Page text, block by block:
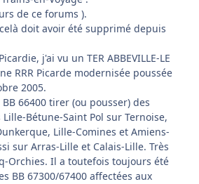
de ce forums ).
doit avoir été supprimé depuis
j'ai vu un TER ABBEVILLE-LE
RRR Picarde modernisée poussée
2005.
BB 66400 tirer (ou pousser) des
Lille-Bétune-Saint Pol sur Ternoise,
Lille-Comines et Amiens-
sur Arras-Lille et Calais-Lille. Très
Orchies. Il a toutefois toujours été
BB 67300/67400 affectées aux